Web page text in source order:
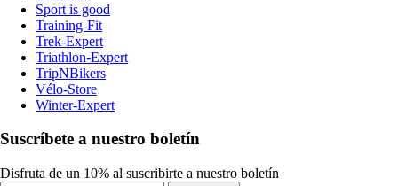
Sport is good
Training-Fit
Trek-Expert
Triathlon-Expert
TripNBikers
Vélo-Store
Winter-Expert
Suscríbete a nuestro boletín
Disfruta de un 10% al suscribirte a nuestro boletín